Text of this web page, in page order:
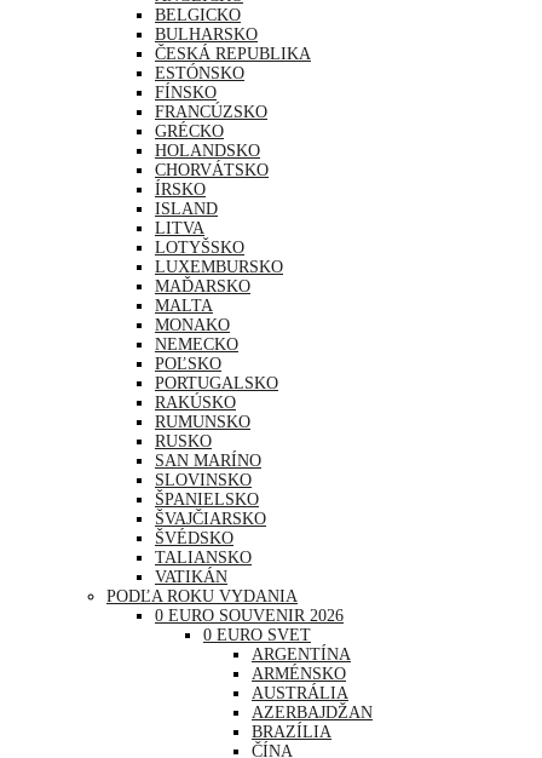
BELGICKO
BULHARSKO
ČESKÁ REPUBLIKA
ESTÓNSKO
FÍNSKO
FRANCÚZSKO
GRÉCKO
HOLANDSKO
CHORVÁTSKO
ÍRSKO
ISLAND
LITVA
LOTYŠSKO
LUXEMBURSKO
MAĎARSKO
MALTA
MONAKO
NEMECKO
POĽSKO
PORTUGALSKO
RAKÚSKO
RUMUNSKO
RUSKO
SAN MARÍNO
SLOVINSKO
ŠPANIELSKO
ŠVAJČIARSKO
ŠVÉDSKO
TALIANSKO
VATIKÁN
PODĽA ROKU VYDANIA
0 EURO SOUVENIR 2026
0 EURO SVET
ARGENTÍNA
ARMÉNSKO
AUSTRÁLIA
AZERBAJDŽAN
BRAZÍLIA
ČÍNA